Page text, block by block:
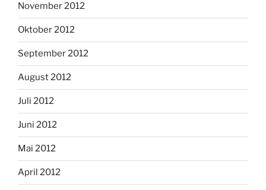
November 2012
Oktober 2012
September 2012
August 2012
Juli 2012
Juni 2012
Mai 2012
April 2012